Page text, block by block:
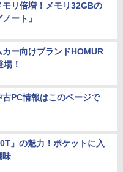
リ倍増！メモリ32GBの
ート」
ー向けブランドHOMUR
！
PC情報はこのページで
」の魅力！ポケットに入
味